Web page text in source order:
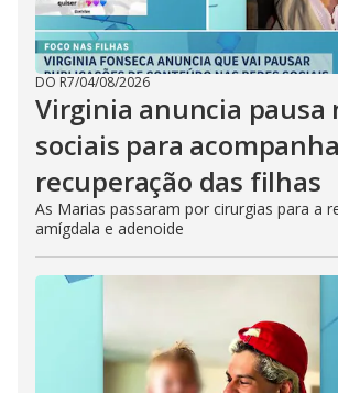
DO R7/04/08/2026
Virginia anuncia pausa
sociais para
recuperação das filhas
As Marias passaram por cirurgias para a
amígdala e adenoide